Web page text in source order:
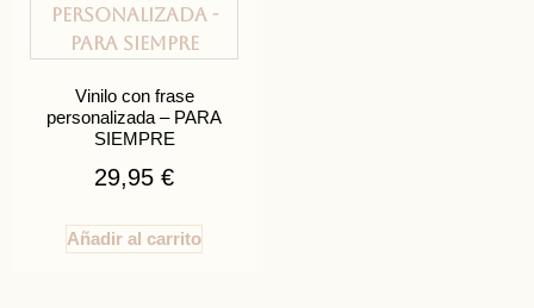
Vinilo con frase
personalizada – PARA
SIEMPRE
29,95€
Añadir al carrito